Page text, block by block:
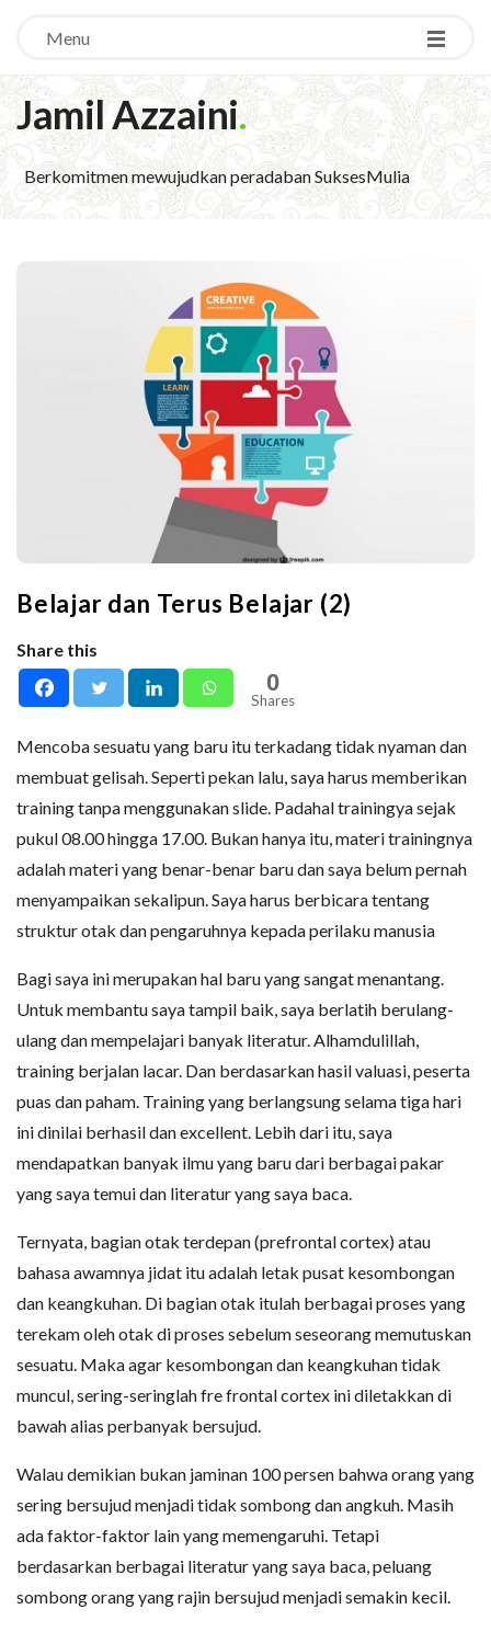
Menu
Jamil Azzaini.
Berkomitmen mewujudkan peradaban SuksesMulia
Belajar dan Terus Belajar (2)
Share this
0
Shares
Mencoba sesuatu yang baru itu terkadang tidak nyaman dan
membuat gelisah. Seperti pekan lalu, saya harus memberikan
training tanpa menggunakan slide. Padahal trainingya sejak
pukul 08.00 hingga 17.00. Bukan hanya itu, materi trainingnya
adalah materi yang benar-benar baru dan saya belum pernah
menyampaikan sekalipun. Saya harus berbicara tentang
struktur otak dan pengaruhnya kepada perilaku manusia
Bagi saya ini merupakan hal baru yang sangat menantang.
Untuk membantu saya tampil baik, saya berlatih berulang-
ulang dan mempelajari banyak literatur. Alhamdulillah,
training berjalan lacar. Dan berdasarkan hasil valuasi, peserta
puas dan paham. Training yang berlangsung selama tiga hari
ini dinilai berhasil dan excellent. Lebih dari itu, saya
mendapatkan banyak ilmu yang baru dari berbagai pakar
yang saya temui dan literatur yang saya baca.
Ternyata, bagian otak terdepan (prefrontal cortex) atau
bahasa awamnya jidat itu adalah letak pusat kesombongan
dan keangkuhan. Di bagian otak itulah berbagai proses yang
terekam oleh otak di proses sebelum seseorang memutuskan
sesuatu. Maka agar kesombongan dan keangkuhan tidak
muncul, sering-seringlah fre frontal cortex ini diletakkan di
bawah alias perbanyak bersujud.
Walau demikian bukan jaminan 100 persen bahwa orang yang
sering bersujud menjadi tidak sombong dan angkuh. Masih
ada faktor-faktor lain yang memengaruhi. Tetapi
berdasarkan berbagai literatur yang saya baca, peluang
sombong orang yang rajin bersujud menjadi semakin kecil.